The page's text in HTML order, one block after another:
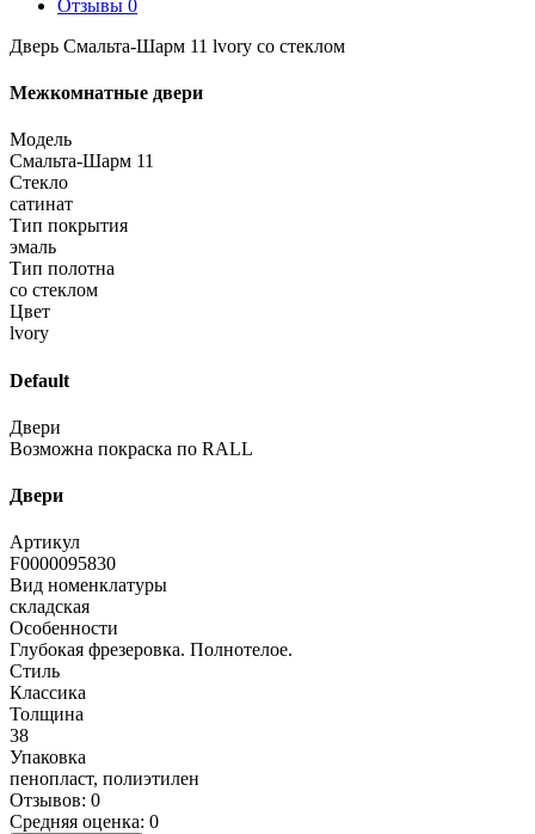
Отзывы 0
Дверь Смальта-Шарм 11 lvory со стеклом
Межкомнатные двери
Модель
Смальта-Шарм 11
Стекло
сатинат
Тип покрытия
эмаль
Тип полотна
со стеклом
Цвет
lvory
Default
Двери
Возможна покраска по RALL
Двери
Артикул
F0000095830
Вид номенклатуры
складская
Особенности
Глубокая фрезеровка. Полнотелое.
Стиль
Классика
Толщина
38
Упаковка
пенопласт, полиэтилен
Отзывов: 0
Средняя оценка: 0